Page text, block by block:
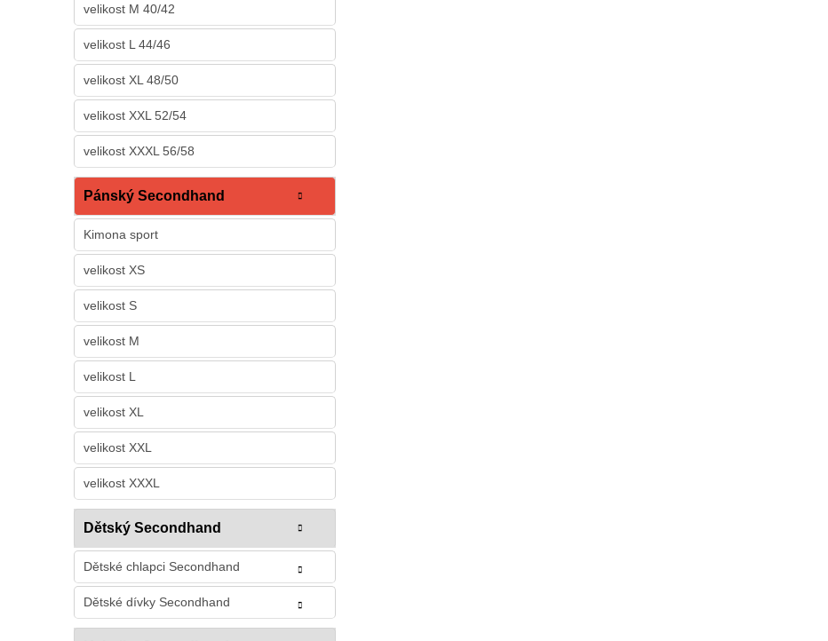
velikost M 40/42
velikost L 44/46
velikost XL 48/50
velikost XXL 52/54
velikost XXXL 56/58
Pánský Secondhand
Kimona sport
velikost XS
velikost S
velikost M
velikost L
velikost XL
velikost XXL
velikost XXXL
Dětský Secondhand
Dětské chlapci Secondhand
Dětské dívky Secondhand